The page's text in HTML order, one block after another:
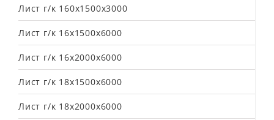
Лист г/к 160х1500х3000
Лист г/к 16х1500х6000
Лист г/к 16х2000х6000
Лист г/к 18х1500х6000
Лист г/к 18х2000х6000